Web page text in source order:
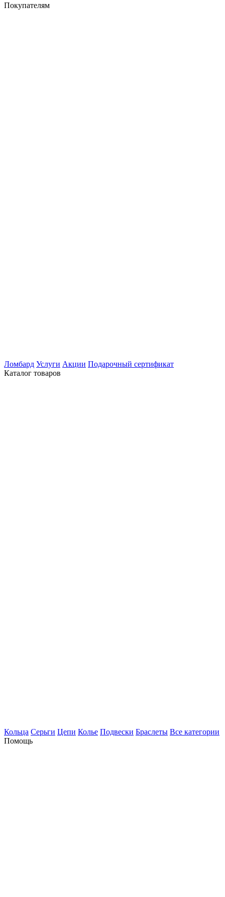
Покупателям
Ломбард Услуги Акции Подарочный сертификат
Каталог товаров
Кольца Серьги Цепи Колье Подвески Браслеты Все категории
Помощь